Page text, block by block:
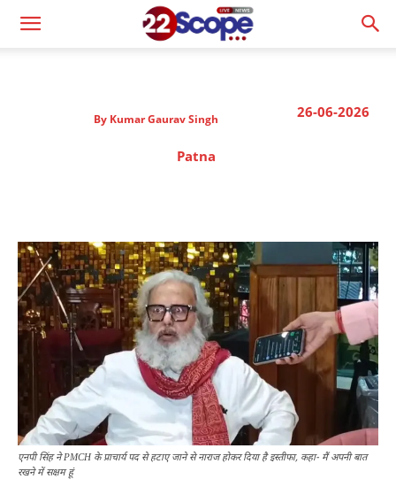
26-06-2026
By Kumar Gaurav Singh
Patna
एनपी सिंह ने PMCH के प्राचार्य पद से हटाए जाने से नाराज होकर दिया है इस्तीफा, कहा- मैं अपनी बात
रखने में सक्षम हूं